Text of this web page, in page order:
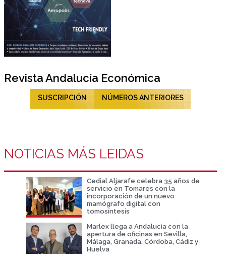
Revista Andalucía Económica
SUSCRIPCIÓN NÚMEROS ANTERIORES
NOTICIAS MÁS LEIDAS
Cedial Aljarafe celebra 35 años de
servicio en Tomares con la
incorporación de un nuevo
mamógrafo digital con
tomosíntesis
Marlex llega a Andalucía con la
apertura de oficinas en Sevilla,
Málaga, Granada, Córdoba, Cádiz y
Huelva